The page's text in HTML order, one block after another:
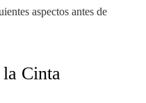
aspectos antes de
Cinta